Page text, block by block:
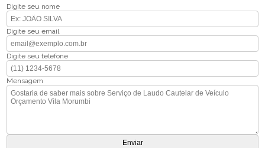
Digite seu nome
Digite seu email
Digite seu telefone
Mensagem